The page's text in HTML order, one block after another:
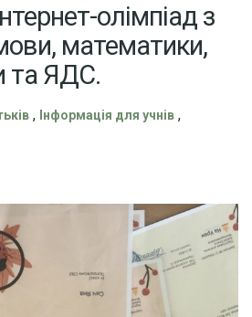
олімпіад з
математики,
та ЯДС.
, Інформація для учнів ,